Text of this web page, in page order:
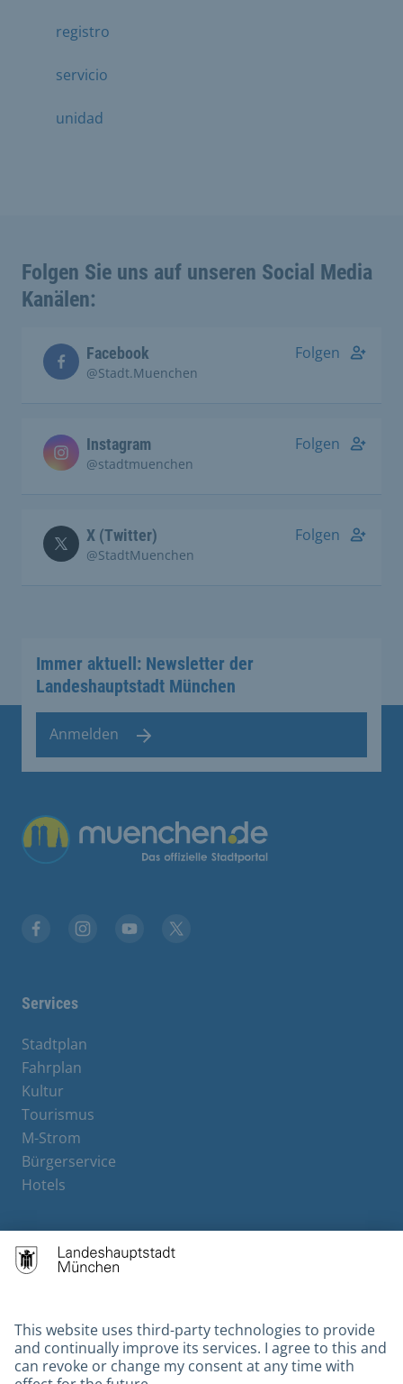
registro
servicio
unidad
Folgen Sie uns auf unseren Social Media
Kanälen:
Facebook
@Stadt.Muenchen
Folgen
Instagram
@stadtmuenchen
Folgen
X (Twitter)
@StadtMuenchen
Folgen
Immer aktuell: Newsletter der
Landeshauptstadt München
Anmelden
Übergreifende Links
Services
Stadtplan
Fahrplan
Kultur
Tourismus
M-Strom
Bürgerservice
Hotels
Contact
Gebärdensprache
Datenschutz